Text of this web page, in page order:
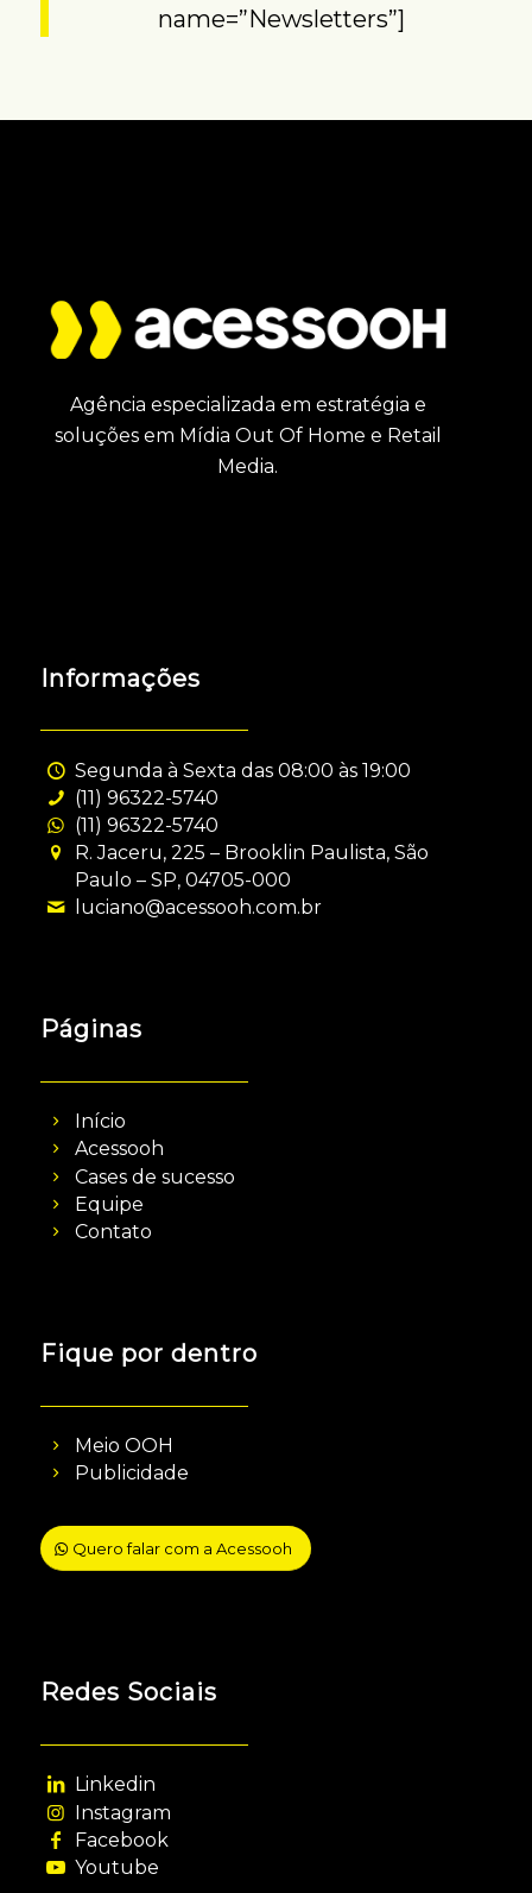
name=”Newsletters”]
Agência especializada em estratégia e
soluções em Mídia Out Of Home e Retail
Media.
Informações
Segunda à Sexta das 08:00 às 19:00
(11) 96322-5740
(11) 96322-5740
R. Jaceru, 225 – Brooklin Paulista, São
Paulo – SP, 04705-000
luciano@acessooh.com.br
Páginas
Início
Acessooh
Cases de sucesso
Equipe
Contato
Fique por dentro
Meio OOH
Publicidade
Quero falar com a Acessooh
Redes Sociais
Linkedin
Instagram
Facebook
Youtube